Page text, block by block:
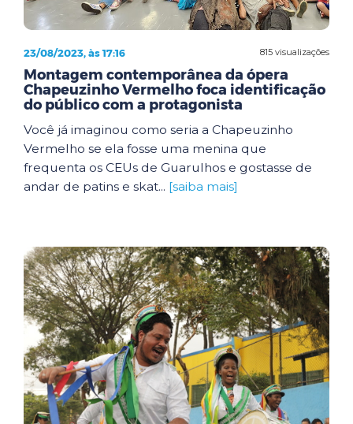
815 visualizações
23/08/2023, às 17:16
Montagem contemporânea da ópera
Chapeuzinho Vermelho foca identificação
do público com a protagonista
Você já imaginou como seria a Chapeuzinho
Vermelho se ela fosse uma menina que
frequenta os CEUs de Guarulhos e gostasse de
andar de patins e skat... [saiba mais]